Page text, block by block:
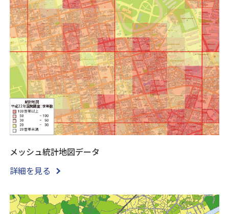
メッシュ統計地図データ
詳細を見る